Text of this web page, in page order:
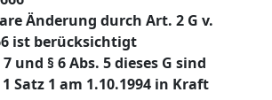
Änderung durch Art. 2 G v.
ist berücksichtigt
und § 6 Abs. 5 dieses G sind
Satz 1 am 1.10.1994 in Kraft